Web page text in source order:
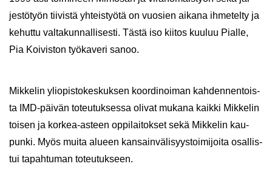
jes­tö­työn tii­vis­tä yh­teis­työ­tä on vuo­sien ai­ka­na ih­me­tel­ty ja
ke­hut­tu val­ta­kun­nal­li­ses­ti. Tästä iso kii­tos kuu­luu Pial­le,
Pia Koi­vis­ton työ­ka­ve­ri sanoo.
Mik­ke­lin yli­opis­to­kes­kuk­sen koor­di­noi­man kah­den­nen­tois­
ta IMD-​päivän to­teu­tuk­ses­sa oli­vat mu­ka­na kaik­ki Mik­ke­lin
toi­sen ja korkea-​asteen op­pi­lai­tok­set sekä Mik­ke­lin kau­
pun­ki. Myös muita alu­een kan­sain­vä­li­syys­toi­mi­joi­ta osal­lis­
tui ta­pah­tu­man to­teu­tuk­seen.